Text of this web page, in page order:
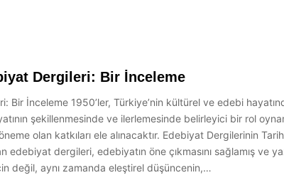
Dergileri: Bir İnceleme
Bir İnceleme 1950’ler, Türkiye’nin kültürel ve edebi
şekillenmesinde ve ilerlemesinde belirleyici bir rol
olan katkıları ele alınacaktır. Edebiyat Dergilerinin
edebiyat dergileri, edebiyatın öne çıkmasını sağlamış
değil, aynı zamanda eleştirel düşüncenin,…